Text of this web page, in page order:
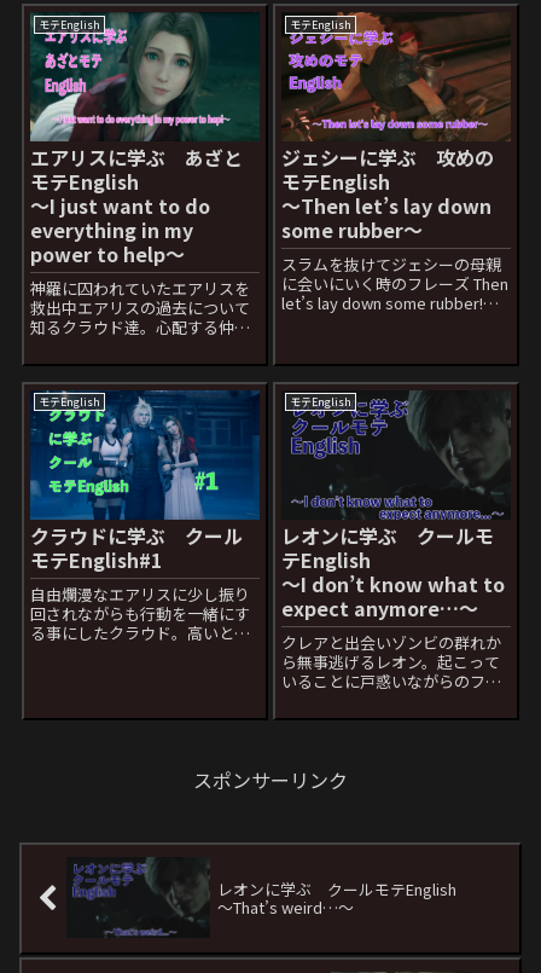
なんつって Psychを聞くとサイ
コパスを思い出してなんかやば
そうな単語な気がしますが話
の...
だしこの言葉をはあまり使わな
い方がいいでしょう。 Godが含
まれているので...
モテEnglish
エアリスに学ぶ あざと
モテEnglish
〜I just want to do
everything in my
power to help〜
神羅に囚われていたエアリスを
救出中エアリスの過去について
知るクラウド達。心配する仲間
just want to do everything in
my power to help日本語セリ
フ：わたし どうにか...
モテEnglish
ジェシーに学ぶ 攻めの
モテEnglish
〜Then let’s lay down
some rubber〜
スラムを抜けてジェシーの母親
に会いにいく時のフレーズ Then
let’s lay down some rubber!日
かせてみましょう。 lay down=
横になる、貯蔵する、規定...
モテEnglish
クラウドに学ぶ クール
モテEnglish#1
自由爛漫なエアリスに少し振り
回されながらも行動を一緒にす
る事にしたクラウド。高いとこ
モテEnglish
レオンに学ぶ クールモ
テEnglish
〜I don’t know what to
expect anymore…〜
クレアと出会いゾンビの群れか
ら無事逃げるレオン。起こって
いることに戸惑いながらのフレ
expect anymore...日本語セリ
と...
スポンサーリンク
レオンに学ぶ クールモテEnglish
〜That’s weird…〜